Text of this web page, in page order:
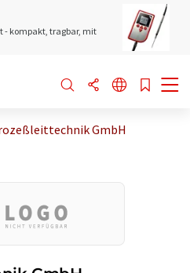
- kompakt, tragbar, mit
GmbH